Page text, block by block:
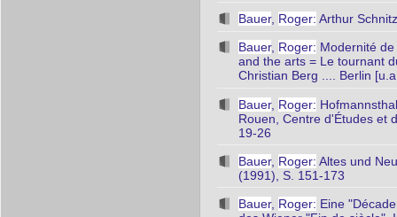
Bauer, Roger: Arthur
Bauer, Roger: Modernité
and the arts = Le tournant
Christian Berg .... Berlin
Bauer, Roger:
Rouen, Centre d'Études et
19-26
Bauer, Roger: Altes und
(1991), S. 151-173
Bauer, Roger: Eine